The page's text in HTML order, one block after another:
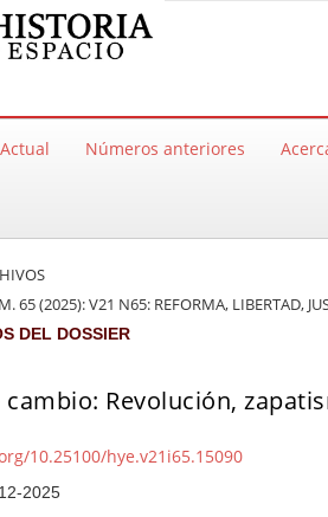
la página
Actual Números anteriores
65 (2025): V21 N65: REFORMA, LIBERTAD,
DEL DOSSIER
cambio: Revolución,
10.25100/hye.v21i65.15090
2025